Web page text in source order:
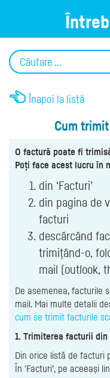
Înapoi la listă
Cum
O factură poate fi
Poți face acest lucru în
din ‘Facturi’
din pagina de
facturi
descărcând
trimițând-o,
mail (outlook,
De asemenea, facturile
mail. Mai multe detalii
cum se trimit facturile
1. Trimiterea facturii din
Din orice listă de facturi
În ‘Facturi’, pe aceeași